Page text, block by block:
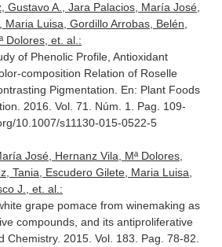
Gustavo A., Jara Palacios, María José,
Maria Luisa, Gordillo Arrobas, Belén,
Dolores, et. al.:
of Phenolic Profile, Antioxidant
composition Relation of Roselle
Pigmentation. En: Plant Foods
. 2016. Vol. 71. Núm. 1. Pag. 109-
10.1007/s11130-015-0522-5
José, Hernanz Vila, Mª Dolores,
Tania, Escudero Gilete, Maria Luisa,
J., et. al.:
grape pomace from winemaking as
compounds, and its antiproliferative
Chemistry. 2015. Vol. 183. Pag. 78-82.